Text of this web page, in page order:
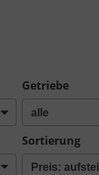
Getriebe
Sortierung